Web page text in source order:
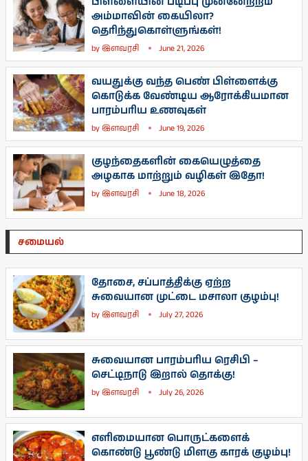
அம்மாவின் கையிலா?
தெரிந்துகொள்ளுங்கள்!
byஇளவரசி June 21, 2026
வயதுக்கு வந்த பெண் பிள்ளைக்கு
கொடுக்க வேண்டிய ஆரோக்கியமான
பாரம்பரிய உணவுகள்
byஇளவரசி June 19, 2026
குழந்தைகளின் கையெழுத்தை
அழகாக மாற்றும் வழிகள் இதோ!
byஇளவரசி June 18, 2026
சமையல்
தோசை, சப்பாத்திக்கு ஏற்ற
சுவையான முட்டை மசாலா குழம்பு!
byஇளவரசி July 27, 2026
சுவையான பாரம்பரிய ரெசிபி –
செட்டிநாடு இறால் தொக்கு!
byஇளவரசி July 26, 2026
எளிமையான பொருட்களைக்
கொண்டு பூண்டு மிளகு காரக் குழம்பு!